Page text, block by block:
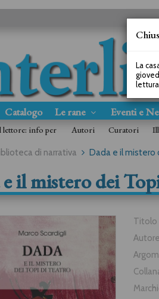
Catalogo Le rane Eventi e
lettore: info per Autori Curatori
di narrativa Dada e il mistero
il mistero dei
Titolo
Autore
La